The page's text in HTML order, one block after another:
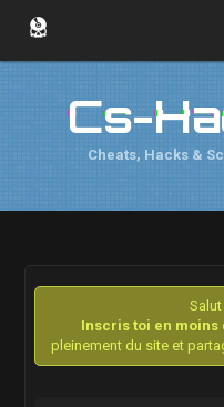
Cs-
Cheats, Hacks &
Inscris toi en moins
pleinement du site et